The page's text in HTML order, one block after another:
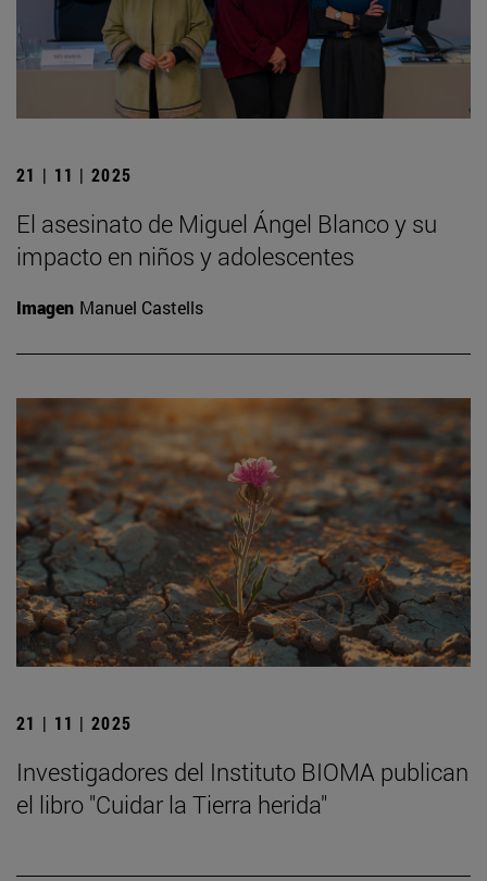
21 | 11 | 2025
El asesinato de Miguel Ángel Blanco y su
impacto en niños y adolescentes
Imagen Manuel Castells
21 | 11 | 2025
Investigadores del Instituto BIOMA publican
el libro "Cuidar la Tierra herida"